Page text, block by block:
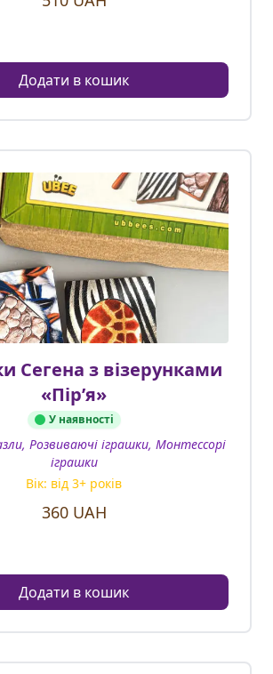
Додати в кошик
Сегена з візерунками
«Пір’я»
У наявності
Розвиваючі іграшки, Монтессорі
іграшки
Вік: від 3+ років
360UAH
Додати в кошик